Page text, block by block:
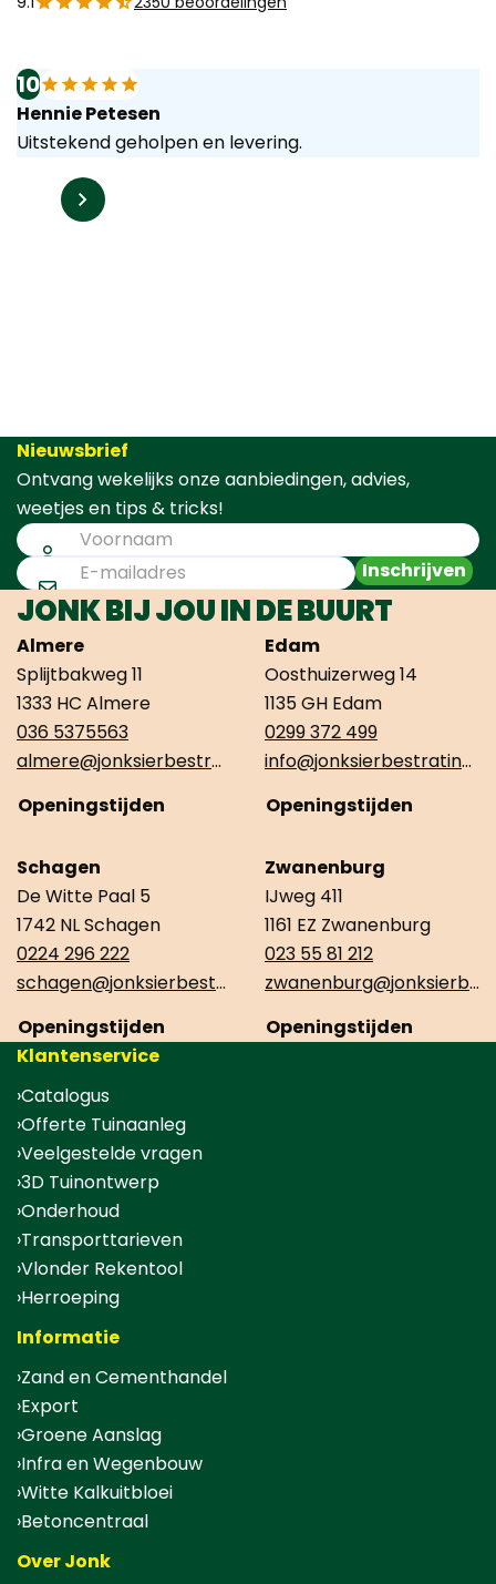
10
Hennie Petesen
Uitstekend geholpen en levering.
Nieuwsbrief
Ontvang wekelijks onze aanbiedingen, advies,
weetjes en tips & tricks!
Inschrijven
JONK BIJ JOU IN DE BUURT
Almere
Splijtbakweg 11
1333 HC Almere
036 5375563
almere@jonksierbestrating.nl
Openingstijden
Edam
Oosthuizerweg 14
1135 GH Edam
0299 372 499
info@jonksierbestrating.nl
Openingstijden
Schagen
De Witte Paal 5
1742 NL Schagen
0224 296 222
schagen@jonksierbestrating.nl
Openingstijden
Zwanenburg
IJweg 411
1161 EZ Zwanenburg
023 55 81 212
zwanenburg@jonksierbestrating.nl
Openingstijden
Klantenservice
Catalogus
Offerte Tuinaanleg
Veelgestelde vragen
3D Tuinontwerp
Onderhoud
Transporttarieven
Vlonder Rekentool
Herroeping
Informatie
Zand en Cementhandel
Export
Groene Aanslag
Infra en Wegenbouw
Witte Kalkuitbloei
Betoncentraal
Over Jonk